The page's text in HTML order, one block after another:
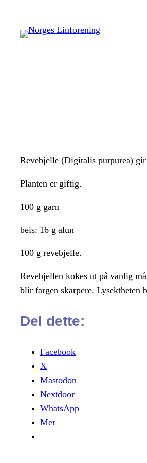
innhold
Revebjelle (Digitalis purpurea)
Planten er giftig.
100 g garn
beis: 16 g alun
100 g revebjelle.
Revebjellen kokes ut på vanlig
blir fargen skarpere. Lysektheten
Del dette:
Facebook
X
Mastodon
Nextdoor
WhatsApp
Mer